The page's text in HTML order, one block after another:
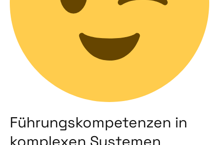
Führungskompetenzen in